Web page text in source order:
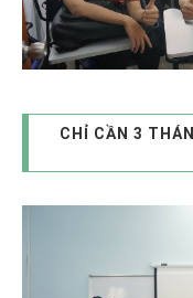
CHỈ CẦN 3